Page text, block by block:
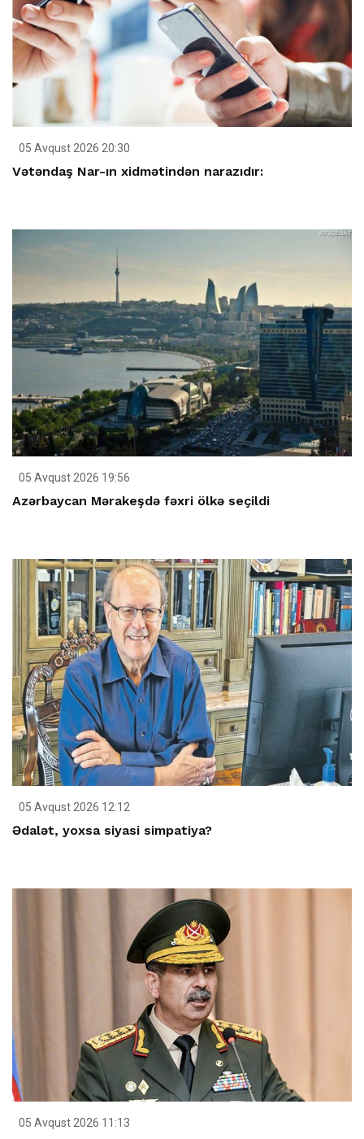
05 Avqust 2026 20:30
Vətəndaş Nar-ın xidmətindən narazıdır:
05 Avqust 2026 19:56
Azərbaycan Mərakeşdə fəxri ölkə seçildi
05 Avqust 2026 12:12
Ədalət, yoxsa siyasi simpatiya?
05 Avqust 2026 11:13